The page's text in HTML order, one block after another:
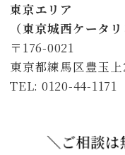
東京エリア
（東京城西ケータ
〒176-0021
東京都練馬区豊玉
TEL: 0120-44-1171